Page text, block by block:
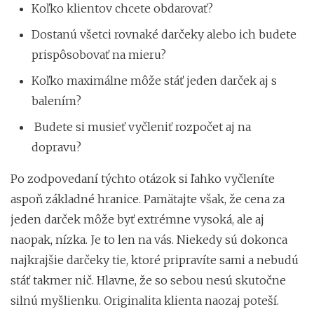
Koľko klientov chcete obdarovať?
Dostanú všetci rovnaké darčeky alebo ich budete
prispôsobovať na mieru?
Koľko maximálne môže stáť jeden darček aj s
balením?
Budete si musieť vyčleniť rozpočet aj na
dopravu?
Po zodpovedaní týchto otázok si ľahko vyčleníte
aspoň základné hranice. Pamätajte však, že cena za
jeden darček môže byť extrémne vysoká, ale aj
naopak, nízka. Je to len na vás. Niekedy sú dokonca
najkrajšie darčeky tie, ktoré pripravíte sami a nebudú
stáť takmer nič. Hlavne, že so sebou nesú skutočne
silnú myšlienku. Originalita klienta naozaj poteší.